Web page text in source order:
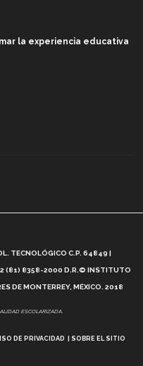
la experiencia educativa
Tec? (video)
Inteligencia Artificial, Paola
TECNOLÓGICO C.P. 64849 |
(81) 8358-2000 D.R.© INSTITUTO
DE MONTERREY, MÉXICO. 2018
ESCOLARIZADA.
DE PRIVACIDAD SOBRE EL SITIO